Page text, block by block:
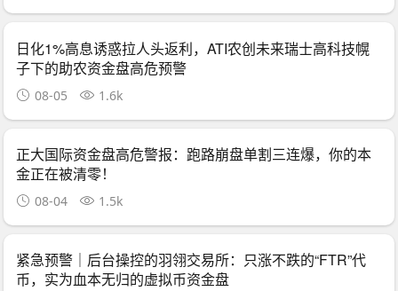
日化1%高息诱惑拉人头返利，ATI农创未来瑞士高科技幌
子下的助农资金盘高危预警
08-05 1.6k
正大国际资金盘高危警报：跑路崩盘单割三连爆，你的本
金正在被清零！
08-04 1.5k
紧急预警｜后台操控的羽翎交易所：只涨不跌的“FTR”代
币，实为血本无归的虚拟币资金盘